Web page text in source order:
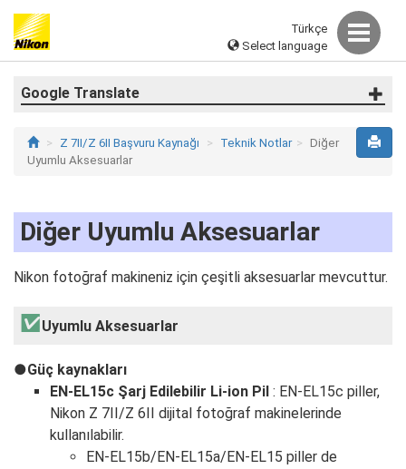
Türkçe
Select language
Google Translate
Z 7II/Z 6II Başvuru Kaynağı Teknik Notlar
Diğer
Uyumlu Aksesuarlar
Diğer Uyumlu Aksesuarlar
Nikon fotoğraf makineniz için çeşitli aksesuarlar mevcuttur.
Uyumlu Aksesuarlar
Güç kaynakları
EN‑EL15c Şarj Edilebilir Li-ion Pil : EN‑EL15c piller,
Nikon Z 7II/Z 6II dijital fotoğraf makinelerinde
kullanılabilir.
EN‑EL15b/EN‑EL15a/EN‑EL15 piller de